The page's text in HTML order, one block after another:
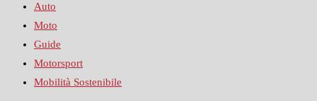
Auto
Moto
Guide
Motorsport
Mobilità Sostenibile